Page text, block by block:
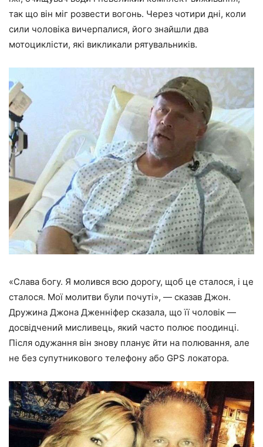
так що він міг розвести вогонь. Через чотири дні, коли
сили чоловіка вичерпалися, його знайшли два
мотоциклісти, які викликали рятувальників.
«Слава богу. Я молився всю дорогу, щоб це сталося, і це
сталося. Мої молитви були почуті», — сказав Джон.
Дружина Джона Дженніфер сказала, що її чоловік —
досвідчений мисливець, який часто полює поодинці.
Після одужання він знову планує йти на полювання, але
не без супутникового телефону або GPS локатора.